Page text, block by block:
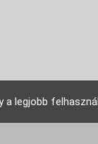
a legjobb